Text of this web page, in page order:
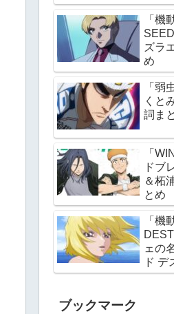
「機
ズラ
め
「弱
くと
詞ま
「
ドブ
＆柘
とめ
「機
ェの
ド デ
ブックマーク